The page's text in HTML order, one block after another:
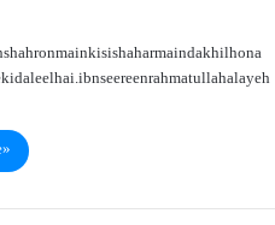
shahron main kisi shahar main dakhil hona
daleel hai. ibn seereen rahmatullah alayeh